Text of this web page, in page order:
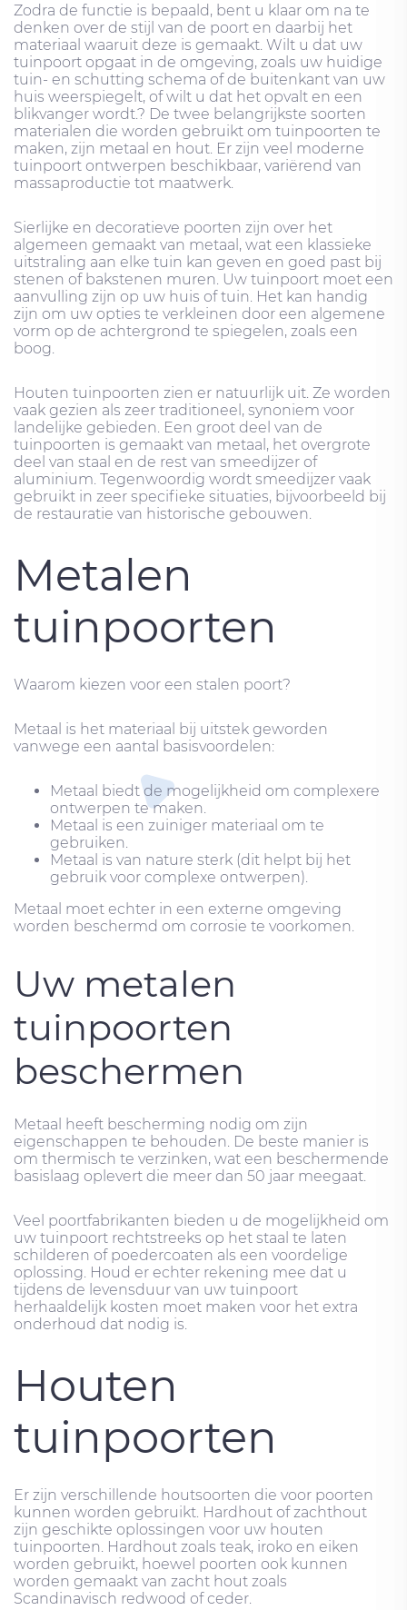
Zodra de functie is bepaald, bent u klaar om na te
denken over de stijl van de poort en daarbij het
materiaal waaruit deze is gemaakt. Wilt u dat uw
tuinpoort opgaat in de omgeving, zoals uw huidige
tuin- en schutting schema of de buitenkant van uw
huis weerspiegelt, of wilt u dat het opvalt en een
blikvanger wordt.? De twee belangrijkste soorten
materialen die worden gebruikt om tuinpoorten te
maken, zijn metaal en hout. Er zijn veel moderne
tuinpoort ontwerpen beschikbaar, variërend van
massaproductie tot maatwerk.
Sierlijke en decoratieve poorten zijn over het
algemeen gemaakt van metaal, wat een klassieke
uitstraling aan elke tuin kan geven en goed past bij
stenen of bakstenen muren. Uw tuinpoort moet een
aanvulling zijn op uw huis of tuin. Het kan handig
zijn om uw opties te verkleinen door een algemene
vorm op de achtergrond te spiegelen, zoals een
boog.
Houten tuinpoorten zien er natuurlijk uit. Ze worden
vaak gezien als zeer traditioneel, synoniem voor
landelijke gebieden. Een groot deel van de
tuinpoorten is gemaakt van metaal, het overgrote
deel van staal en de rest van smeedijzer of
aluminium. Tegenwoordig wordt smeedijzer vaak
gebruikt in zeer specifieke situaties, bijvoorbeeld bij
de restauratie van historische gebouwen.
Metalen
tuinpoorten
Waarom kiezen voor een stalen poort?
Metaal is het materiaal bij uitstek geworden
vanwege een aantal basisvoordelen:
Metaal biedt de mogelijkheid om complexere
ontwerpen te maken.
Metaal is een zuiniger materiaal om te
gebruiken.
Metaal is van nature sterk (dit helpt bij het
gebruik voor complexe ontwerpen).
Metaal moet echter in een externe omgeving
worden beschermd om corrosie te voorkomen.
Uw metalen
tuinpoorten
beschermen
Metaal heeft bescherming nodig om zijn
eigenschappen te behouden. De beste manier is
om thermisch te verzinken, wat een beschermende
basislaag oplevert die meer dan 50 jaar meegaat.
Veel poortfabrikanten bieden u de mogelijkheid om
uw tuinpoort rechtstreeks op het staal te laten
schilderen of poedercoaten als een voordelige
oplossing. Houd er echter rekening mee dat u
tijdens de levensduur van uw tuinpoort
herhaaldelijk kosten moet maken voor het extra
onderhoud dat nodig is.
Houten
tuinpoorten
Er zijn verschillende houtsoorten die voor poorten
kunnen worden gebruikt. Hardhout of zachthout
zijn geschikte oplossingen voor uw houten
tuinpoorten. Hardhout zoals teak, iroko en eiken
worden gebruikt, hoewel poorten ook kunnen
worden gemaakt van zacht hout zoals
Scandinavisch redwood of ceder.